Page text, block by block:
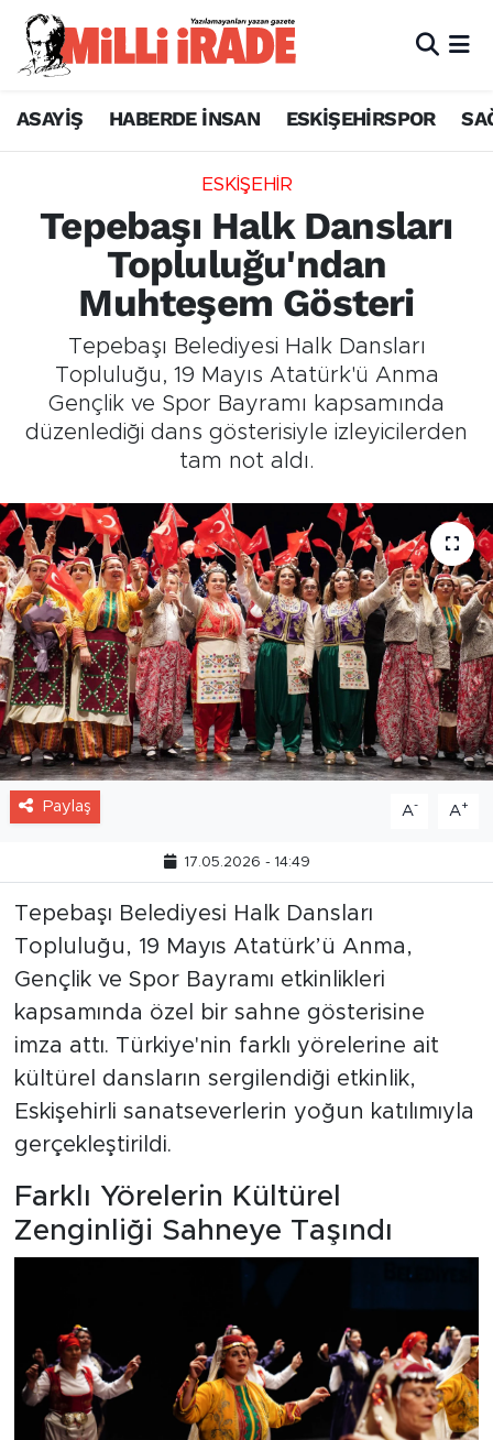
ASAYİŞ HABERDE İNSAN ESKİŞEHİRSPOR
ESKİŞEHİR
Tepebaşı Halk Dansları
Topluluğu'ndan
Muhteşem Gösteri
Tepebaşı Belediyesi Halk Dansları
Topluluğu, 19 Mayıs Atatürk'ü Anma
Gençlik ve Spor Bayramı kapsamında
düzenlediği dans gösterisiyle izleyicilerden
tam not aldı.
Paylaş A- A+
17.05.2026 - 14:49
Tepebaşı Belediyesi Halk Dansları
Topluluğu, 19 Mayıs Atatürk’ü Anma,
Gençlik ve Spor Bayramı etkinlikleri
kapsamında özel bir sahne gösterisine
imza attı. Türkiye'nin farklı yörelerine ait
kültürel dansların sergilendiği etkinlik,
Eskişehirli sanatseverlerin yoğun katılımıyla
gerçekleştirildi.
Farklı Yörelerin Kültürel
Zenginliği Sahneye Taşındı